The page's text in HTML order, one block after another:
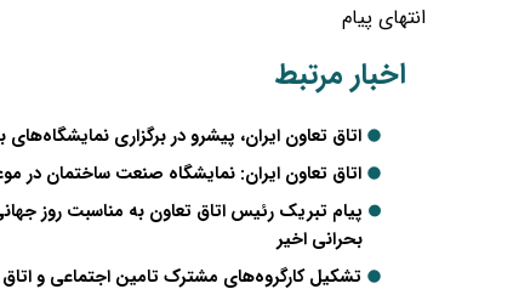
انتهای پیام
اخبار مرتبط
اتاق تعاون ایران، پیشرو در برگزاری نمایشگاه‌های
اتاق تعاون ایران: نمایشگاه صنعت ساختمان در
پیام تبریک رئیس اتاق تعاون به مناسبت روز
بحرانی اخیر
تشکیل کارگروه‌های مشترک تامین اجتماعی و